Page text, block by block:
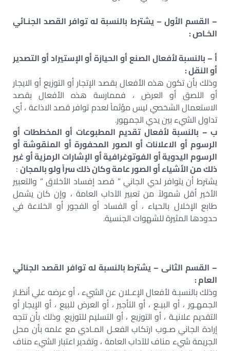
– القسم الأول – يشترط بالنسبة له توافر القصد الجنـائي
الخـاص :
أ – بالنسبة لأفعال الصنع أو الحيازة أو الإستيراد أو التصدير
أو النقل :
وذلك بأن تكون هذه الأفعال بقصد الإتجار أو التوزيع أو الايجار
أو اللصق أو العرض ، فممارسة هذه الأفعال بقصد
الاستعمال الشخصي ليس مؤثماً لعدم توافر قصد الاذاعة ، أي
تداول الشيء بين يدي الجمهور.
ب – بالنسبة لأفعال تقديم المطبوعات أو المخططات أو
الرسوم أو الاعلانات أو الصور المحفورة أو المنقوشة أو
الرسوم اليدوية أو الفوتوغرافية أو الإشارات الرمزية أو غير
ذلك من الأشياء أو الصور عامة وكان ذلك سراً ولو بالمجان:
يشترط أن يتوافر لدي الجاني ” قصد إفساد الأخلاق ” والتعبير
الأخير أقل شمولاً من تعبير الآداب العامة ، وإن كان يشمل
طابع الإخلال بالحياء ، أو الفساد أو الفجور أو الخلاعة في
حدودها المثيرة للشهوات الجنسية.
– القسم الثانى – يشترط بالنسبة له توافر القصد الجنائي
العام :
وذلك بالنسبـة لأفعال الإعـلان عن الشيء ، أو عرضه علي أنظـار
الجمهـور ، أو البيـع ، أو التأجير ، أو العرض للبيع ، أو الإيجار أو
التقديم علانيـة ، أو التوزيع ، أو التسليم للتوزيع. وذلك بأن تتجه
إرادة الجاني صـوب ارتكاب الفعـل المـادي مع علمه بأن محل
الجريمة شيء مناف للآداب العامة ، وتقدير اعتبار الشيء مناف